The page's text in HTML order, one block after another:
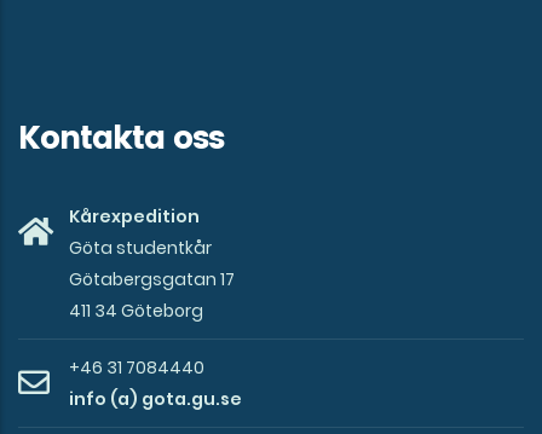
Kontakta oss
Kårexpedition
Göta studentkår
Götabergsgatan 17
411 34 Göteborg
+46 31 7084440
info (a) gota.gu.se